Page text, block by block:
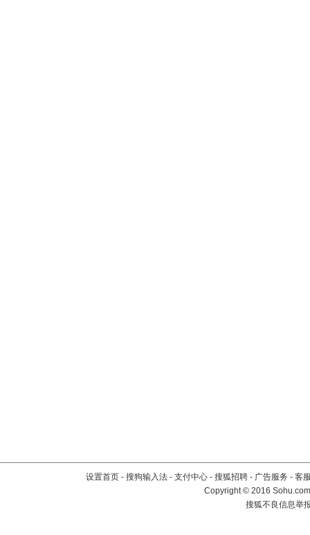
设置首页 - 搜狗输入法 - 支付中心 - 搜狐招聘 - 广告服务 - 客
Copyright©2016
搜狐不良信息举